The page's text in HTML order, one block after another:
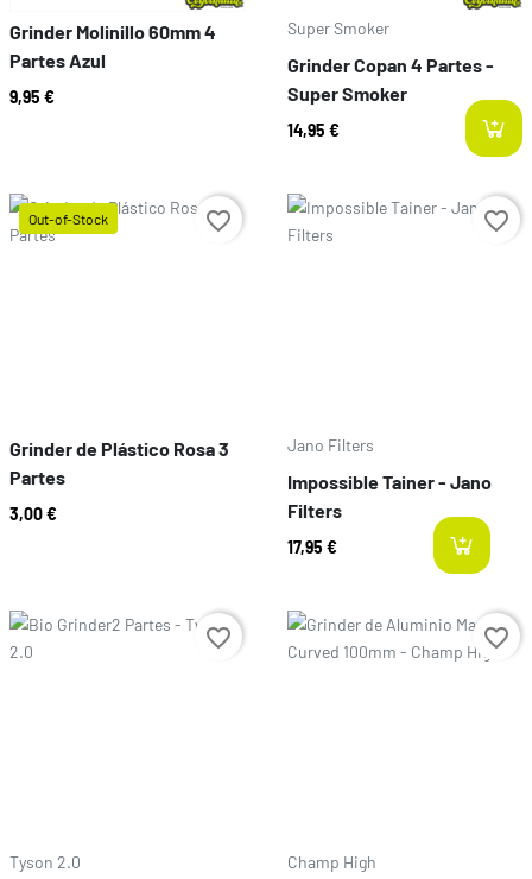
Grinder Molinillo 60mm 4
Partes Azul
9,95 €
Super Smoker
Grinder Copan 4 Partes -
Super Smoker
14,95 €
Out-of-Stock
Grinder de Plástico Rosa 3
Partes
3,00 €
favorite_border Preço
Jano Filters
Impossible Tainer - Jano
Filters
17,95 €
favorite_border
Preço
Tyson 2.0
favorite_border Preço
Champ High
favorite_border